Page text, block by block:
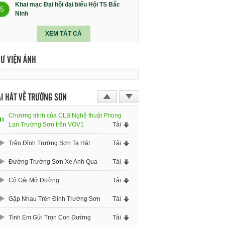
5
Khai mạc Đại hội đại biểu Hội TS Bắc
Ninh
XEM TẤT CẢ
VIỆN ẢNH
HÁT VỀ TRƯỜNG SƠN
Chương trình của CLB Nghệ thuật Phong
Lan Trường Sơn trên VOV1
Tải
Trên Đỉnh Trường Sơn Ta Hát Tải
Đường Trường Sơn Xe Anh Qua Tải
Cô Gái Mở Đường Tải
Gặp Nhau Trên Đỉnh Trường Sơn Tải
Tình Em Gửi Trọn Con Đường Tải